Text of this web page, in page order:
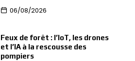
06/08/2026
Feux de forêt : l’IoT, les drones
et l’IA à la rescousse des
pompiers